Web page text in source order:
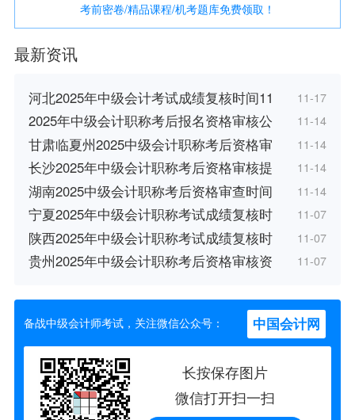
考前密卷/精品课程/机考题库免费领取！
最新资讯
河北2025年中级会计考试成绩复核时间11 11-17
2025年中级会计职称考后报名资格审核公 11-14
甘肃临夏州2025中级会计职称考后资格审 11-14
长沙2025年中级会计职称考后资格审核提 11-14
湖南2025中级会计职称考后资格审查时间 11-14
宁夏2025年中级会计职称考试成绩复核时 11-07
陕西2025年中级会计职称考试成绩复核时 11-07
贵州2025年中级会计职称考后资格审核资 11-07
备战中级会计师考试，关注微信公众号： 中国会计网
长按保存图片
微信打开扫一扫